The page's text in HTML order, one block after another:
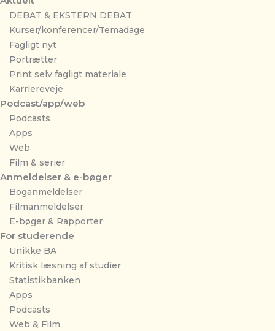
DEBAT & EKSTERN DEBAT
Kurser/konferencer/Temadage
Fagligt nyt
Portrætter
Print selv fagligt materiale
Karriereveje
Podcast/app/web
Podcasts
Apps
Web
Film & serier
Anmeldelser & e-bøger
Boganmeldelser
Filmanmeldelser
E-bøger & Rapporter
For studerende
Unikke BA
Kritisk læsning af studier
Statistikbanken
Apps
Podcasts
Web & Film